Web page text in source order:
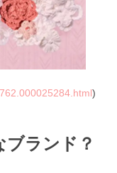
)
ランド？